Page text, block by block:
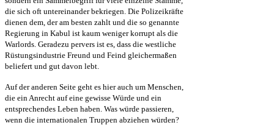
die sich oft untereinander bekriegen. Die Polizeikräfte
dienen dem, der am besten zahlt und die so genannte
Regierung in Kabul ist kaum weniger korrupt als die
Warlords. Geradezu pervers ist es, dass die westliche
Rüstungsindustrie Freund und Feind gleichermaßen
beliefert und gut davon lebt.
Auf der anderen Seite geht es hier auch um Menschen,
die ein Anrecht auf eine gewisse Würde und ein
entsprechendes Leben haben. Was würde passieren,
wenn die internationalen Truppen abziehen würden?